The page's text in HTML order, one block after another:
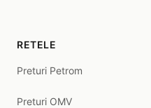
RETELE
Preturi Petrom
Preturi OMV